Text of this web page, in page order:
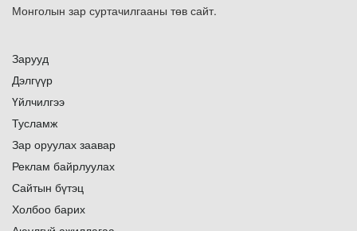
Монголын зар суртачилгааны төв сайт.
Зарууд
Дэлгүүр
Үйлчилгээ
Тусламж
Зар оруулах заавар
Реклам байрлуулах
Сайтын бүтэц
Холбоо барих